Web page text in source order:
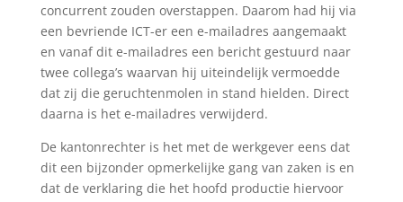
concurrent zouden overstappen. Daarom had hij via
een bevriende ICT-er een e-mailadres aangemaakt
en vanaf dit e-mailadres een bericht gestuurd naar
twee collega’s waarvan hij uiteindelijk vermoedde
dat zij die geruchtenmolen in stand hielden. Direct
daarna is het e-mailadres verwijderd.
De kantonrechter is het met de werkgever eens dat
dit een bijzonder opmerkelijke gang van zaken is en
dat de verklaring die het hoofd productie hiervoor